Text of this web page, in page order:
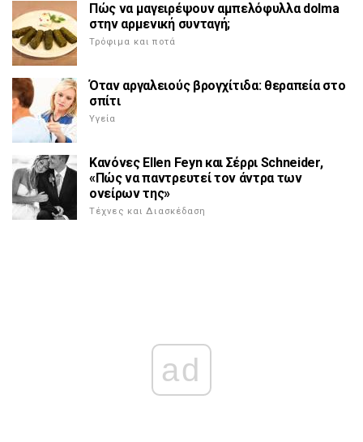
Πώς να μαγειρέψουν αμπελόφυλλα dolma
στην αρμενική συνταγή;
Τρόφιμα και ποτά
Όταν αργαλειούς βρογχίτιδα: θεραπεία στο
σπίτι
Υγεία
Κανόνες Ellen Feyn και Σέρρι Schneider,
«Πώς να παντρευτεί τον άντρα των
ονείρων της»
Τέχνες και Διασκέδαση
ad